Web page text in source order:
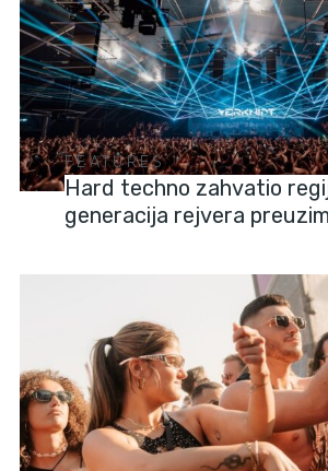
FEATURES
Hard techno zahvatio
generacija rejvera